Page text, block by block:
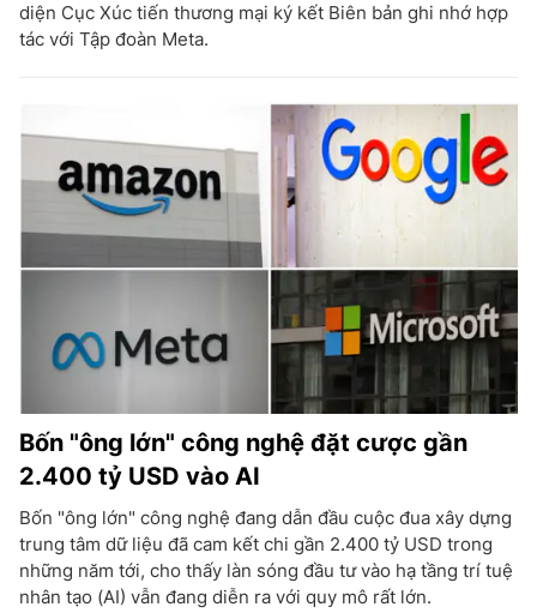
diện Cục Xúc tiến thương mại ký kết Biên bản ghi nhớ hợp
tác với Tập đoàn Meta.
Bốn "ông lớn" công nghệ đặt cược gần
2.400 tỷ USD vào AI
Bốn "ông lớn" công nghệ đang dẫn đầu cuộc đua xây dựng
trung tâm dữ liệu đã cam kết chi gần 2.400 tỷ USD trong
những năm tới, cho thấy làn sóng đầu tư vào hạ tầng trí tuệ
nhân tạo (AI) vẫn đang diễn ra với quy mô rất lớn.